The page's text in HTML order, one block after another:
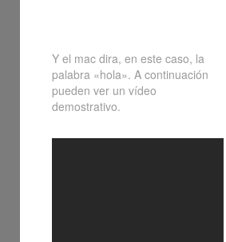
Y el mac dira, en este caso, la
palabra «hola». A continuación
pueden ver un vídeo
demostrativo.